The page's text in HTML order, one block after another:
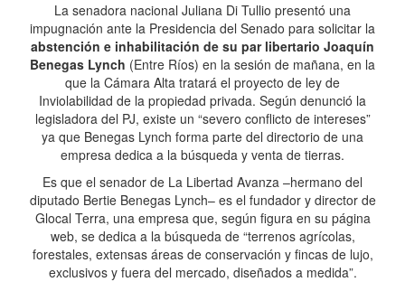
La senadora nacional Juliana Di Tullio presentó una
impugnación ante la Presidencia del Senado para solicitar la
abstención e inhabilitación de su par libertario Joaquín
Benegas Lynch (Entre Ríos) en la sesión de mañana, en la
que la Cámara Alta tratará el proyecto de ley de
Inviolabilidad de la propiedad privada. Según denunció la
legisladora del PJ, existe un “severo conflicto de intereses”
ya que Benegas Lynch forma parte del directorio de una
empresa dedica a la búsqueda y venta de tierras.
Es que el senador de La Libertad Avanza –hermano del
diputado Bertie Benegas Lynch– es el fundador y director de
Glocal Terra, una empresa que, según figura en su página
web, se dedica a la búsqueda de “terrenos agrícolas,
forestales, extensas áreas de conservación y fincas de lujo,
exclusivos y fuera del mercado, diseñados a medida”.